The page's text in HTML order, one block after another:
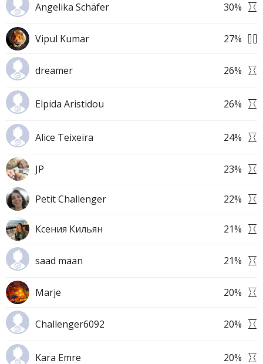
Angelika Schäfer 30%
Vipul Kumar 27%
dreamer 26%
Elpida Aristidou 26%
Alice Teixeira 24%
JP 23%
Petit Challenger 22%
Ксения Кильян 21%
saad maan 21%
Marje 20%
Challenger6092 20%
Kara Emre 20%